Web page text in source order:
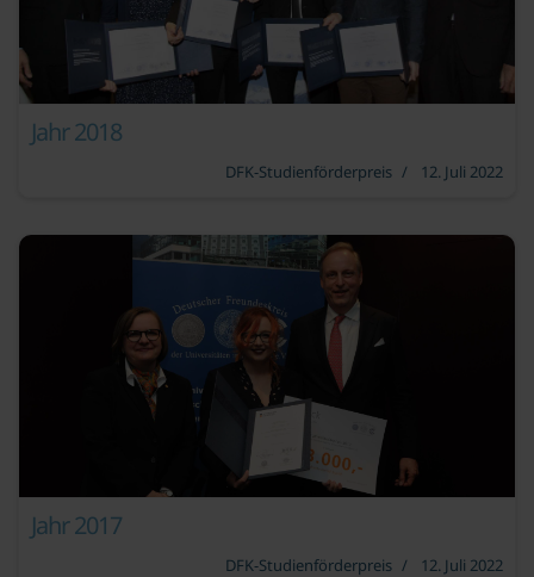
Jahr 2018
DFK-Studienförderpreis 12. Juli 2022
Jahr 2017
DFK-Studienförderpreis 12. Juli 2022